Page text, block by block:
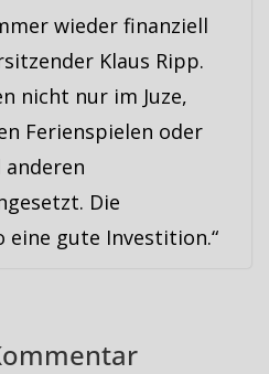
wieder finanziell
Klaus Ripp.
nicht nur im Juze,
Ferienspielen oder
Die
eine gute Investition.“